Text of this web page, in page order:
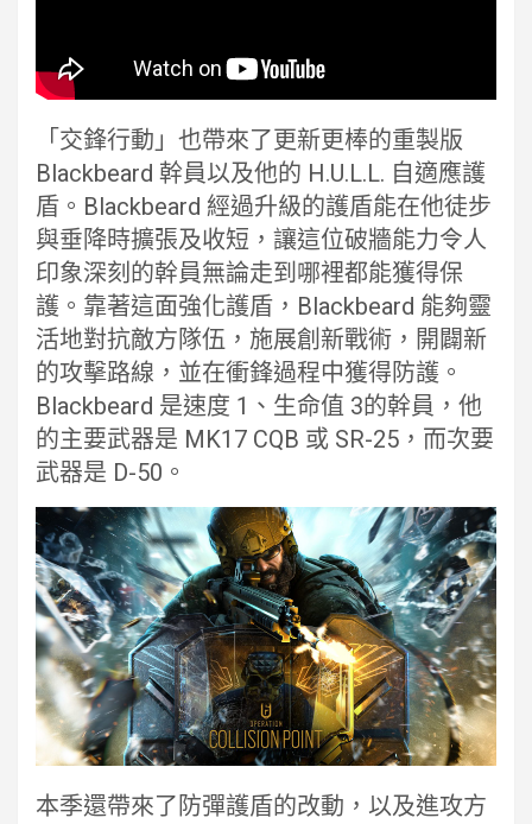
「交鋒行動」也帶來了更新更棒的重製版
Blackbeard 幹員以及他的 H.U.L.L. 自適應護
盾。Blackbeard 經過升級的護盾能在他徒步
與垂降時擴張及收短，讓這位破牆能力令人
印象深刻的幹員無論走到哪裡都能獲得保
護。靠著這面強化護盾，Blackbeard 能夠靈
活地對抗敵方隊伍，施展創新戰術，開闢新
的攻擊路線，並在衝鋒過程中獲得防護。
Blackbeard 是速度 1、生命值 3的幹員，他
的主要武器是 MK17 CQB 或 SR-25，而次要
武器是 D-50。
本季還帶來了防彈護盾的改動，以及進攻方